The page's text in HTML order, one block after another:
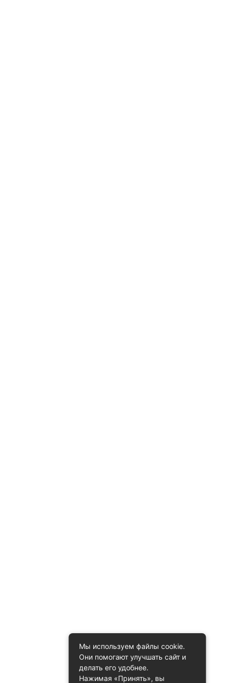
Мы используем файлы cookie.
Они помогают улучшать сайт и
делать его удобнее.
Нажимая «Принять», вы